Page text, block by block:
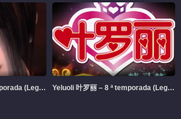
Yeluoli 叶罗丽 – 1 ª temporada (Legendado) Yeluoli 叶罗丽 – 8 ª temporada (Legendado)